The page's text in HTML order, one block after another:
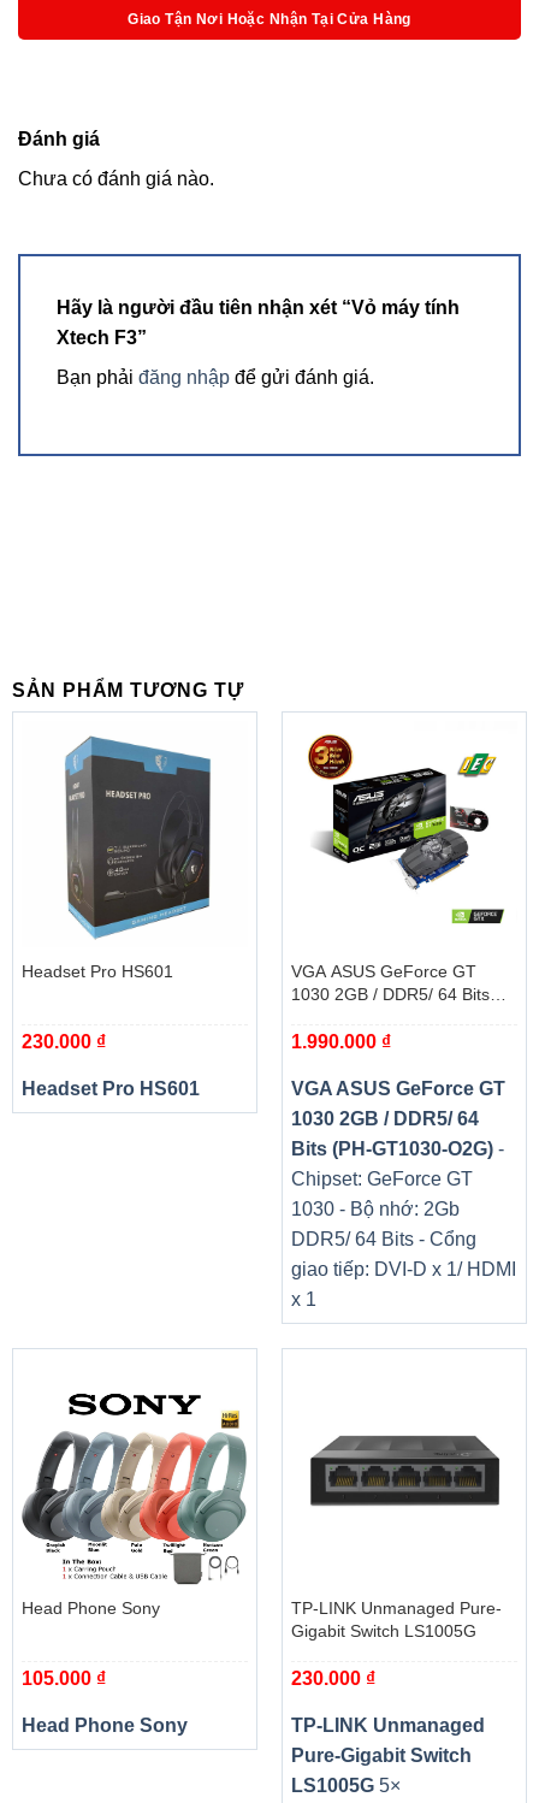
Giao Tận Nơi Hoặc Nhận Tại Cửa Hàng
Đánh giá
Chưa có đánh giá nào.
Hãy là người đầu tiên nhận xét “Vỏ máy tính
Xtech F3”
Bạn phải đăng nhập để gửi đánh giá.
SẢN PHẨM TƯƠNG TỰ
Headset Pro HS601
230.000 ₫
Headset Pro HS601
VGA ASUS GeForce GT
1030 2GB / DDR5/ 64 Bits
1.990.000 ₫
VGA ASUS GeForce GT
1030 2GB / DDR5/ 64
Bits (PH-GT1030-O2G)-
Chipset: GeForce GT
1030 - Bộ nhớ: 2Gb
DDR5/ 64 Bits - Cổng
giao tiếp: DVI-D x 1/ HDMI
x 1
Head Phone Sony
105.000 ₫
Head Phone Sony
TP-LINK Unmanaged Pure-
Gigabit Switch LS1005G
230.000 ₫
TP-LINK Unmanaged
Pure-Gigabit Switch
LS1005G5×